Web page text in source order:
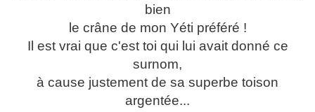
bien
le crâne de mon Yéti préféré !
Il est vrai que c'est toi qui lui avait donné ce
surnom,
à cause justement de sa superbe toison
argentée...